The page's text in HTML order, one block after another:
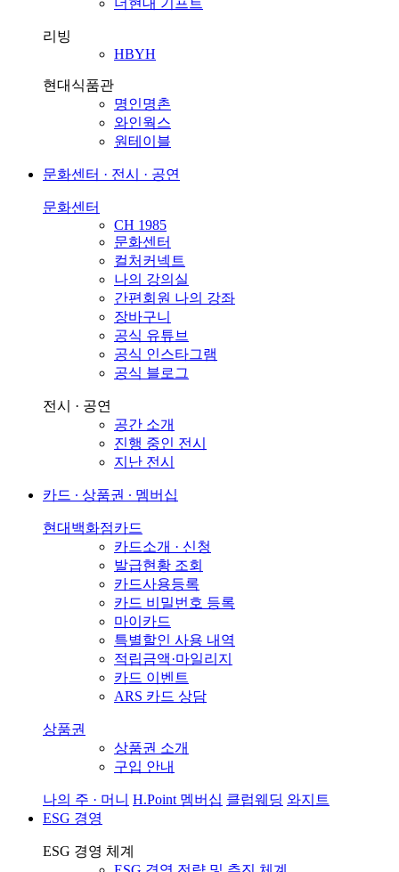
더현대 기프트
리빙
HBYH
현대식품관
명인명촌
와인웍스
원테이블
문화센터 · 전시 · 공연
문화센터
CH 1985
문화센터
컬처커넥트
나의 강의실
간편회원 나의 강좌
장바구니
공식 유튜브
공식 인스타그램
공식 블로그
전시 · 공연
공간 소개
진행 중인 전시
지난 전시
카드 ∙ 상품권 ∙ 멤버십
현대백화점카드
카드소개 · 신청
발급현황 조회
카드사용등록
카드 비밀번호 등록
마이카드
특별할인 사용 내역
적립금액·마일리지
카드 이벤트
ARS 카드 상담
상품권
상품권 소개
구입 안내
나의 주 · 머니 H.Point 멤버십 클럽웨딩 와지트
ESG 경영
ESG 경영 체계